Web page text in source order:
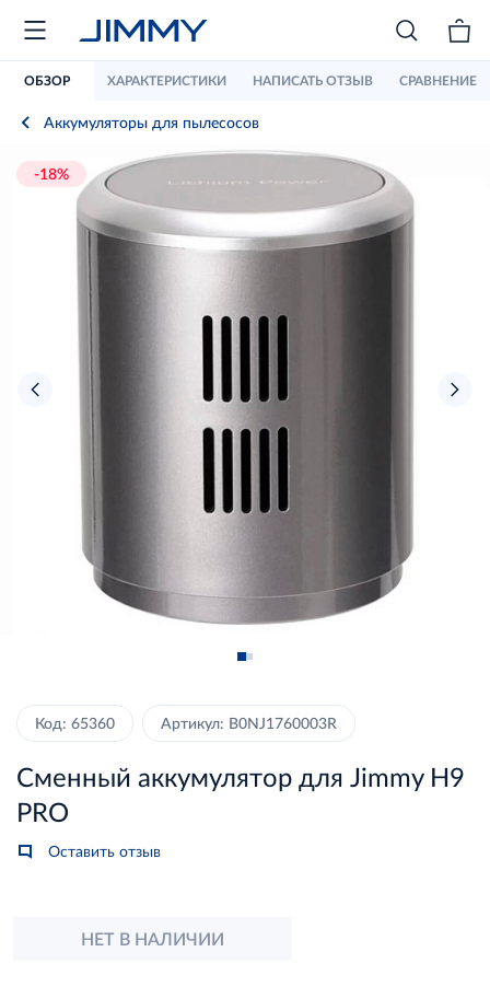
ОБЗОР ХАРАКТЕРИСТИКИ НАПИСАТЬ ОТЗЫВ СРАВНЕНИЕ
Аккумуляторы для пылесосов
‹ ›
-18%
Код: 65360 Артикул: B0NJ1760003R
Сменный аккумулятор для Jimmy H9
PRO
Оставить отзыв
НЕТ В НАЛИЧИИ